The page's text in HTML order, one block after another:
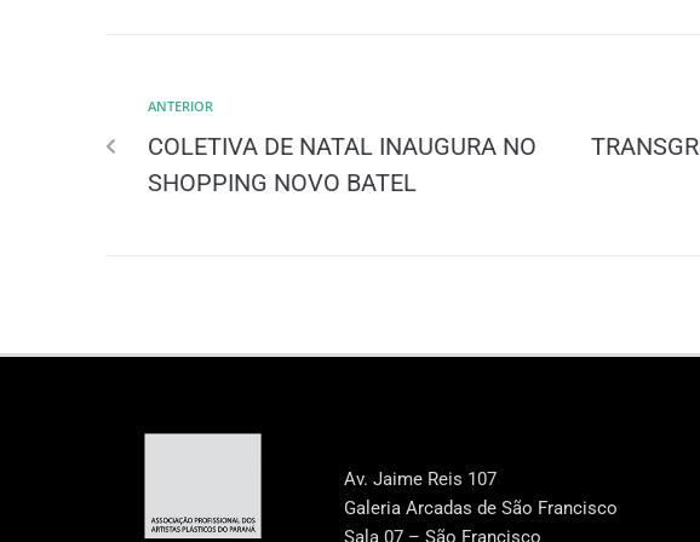
ANTERIOR
COLETIVA DE NATAL INAUGURA NO
SHOPPING NOVO BATEL
Av. Jaime Reis 107
Galeria Arcadas de São Francisco
Sala 07 – São Francisco